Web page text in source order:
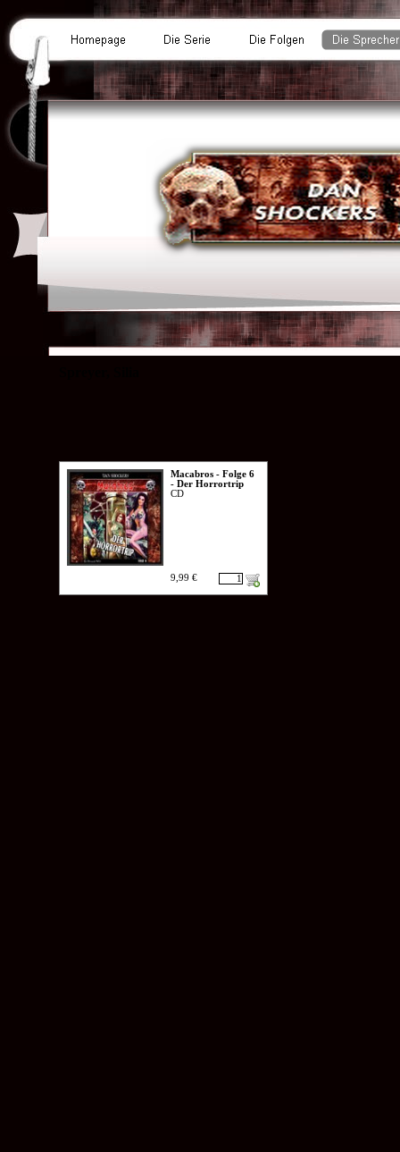
Macabros - Folge 6
- Der Horrortrip
CD
9,99 €